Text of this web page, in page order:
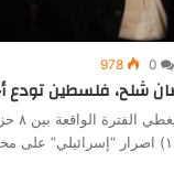
0
978
شلح، فلسطين تودع